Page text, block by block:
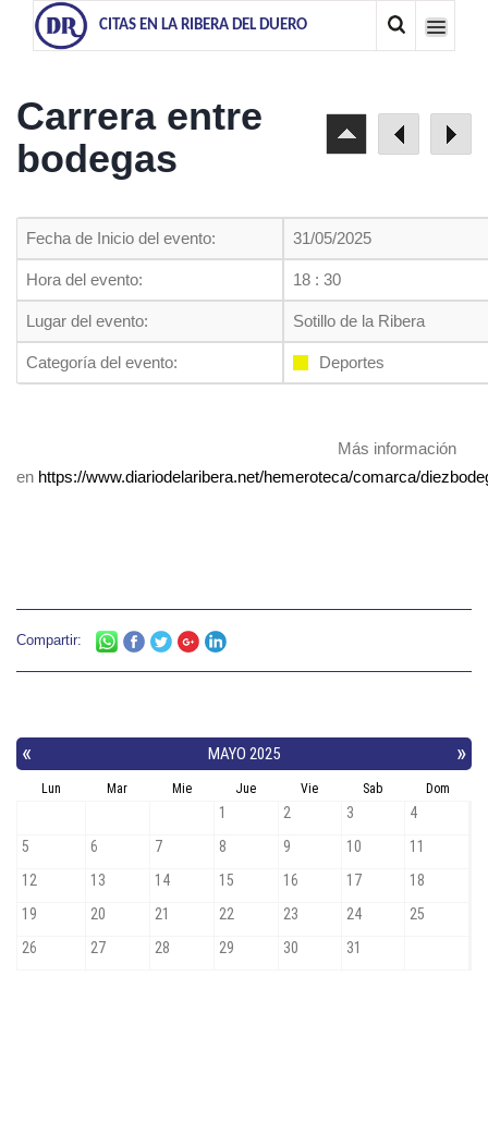
CITAS EN LA RIBERA DEL DUERO
Carrera entre
bodegas
Fecha de Inicio del evento: 31/05/2025
Hora del evento: 18 : 30
Lugar del evento: Sotillo de la Ribera
Categoría del evento: Deportes
Más información
en https://www.diariodelaribera.net/hemeroteca/comarca/
Compartir: